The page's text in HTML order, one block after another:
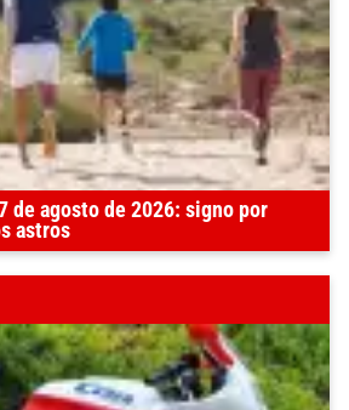
de agosto de 2026: signo por
astros